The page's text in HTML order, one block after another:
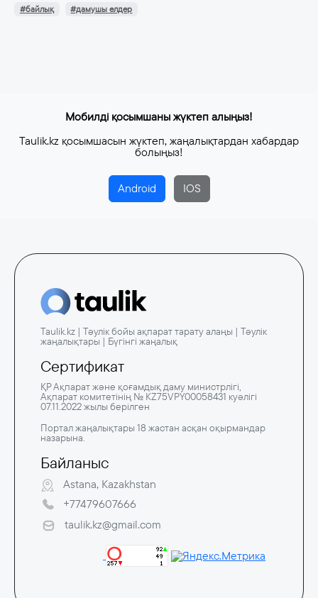
#байлық
#дамушы елдер
Мобилді қосымшаны жүктеп алыңыз!
Taulik.kz қосымшасын жүктеп, жаңалықтардан хабардар
болыңыз!
Android IOS
Taulik.kz | Тәулік бойы ақпарат тарату алаңы | Тәулік
жаңалықтары | Бүгінгі жаңалық
Сертификат
ҚР Ақпарат және қоғамдық даму министрлігі,
Ақпарат комитетінің № KZ75VPY00058431 куәлігі
07.11.2022 жылы берілген
Портал жаңалықтары 18 жастан асқан оқырмандар
назарына.
Байланыс
Astana, Kazakhstan
+77479607666
taulik.kz@gmail.com